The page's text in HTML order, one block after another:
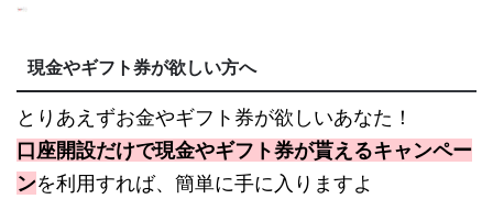
現金やギフト券が欲しい方へ
とりあえずお金やギフト券が欲しいあなた！
口座開設だけで現金やギフト券が貰えるキャンペー
ンを利用すれば、簡単に手に入りますよ